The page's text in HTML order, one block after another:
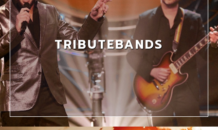
TRIBUTEBANDS